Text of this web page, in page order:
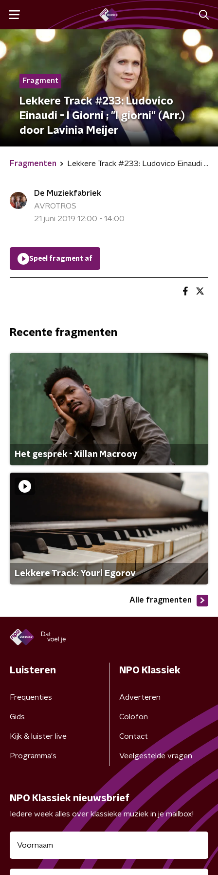
Fragment
Lekkere Track #233: Ludovico
Einaudi - I Giorni ; "I giorni" (Arr.)
door Lavinia Meijer
Fragmenten Lekkere Track #233: Ludovico Einaudi - I Giorni ; "I giorni" (Arr.) door Lavinia Meijer
De Muziekfabriek
AVROTROS
21 juni 2019 12:00 - 14:00
Speel fragment af
Recente fragmenten
Het gesprek - Xillan Macrooy
Lekkere Track: Youri Egorov
Alle fragmenten
Luisteren
Frequenties
Gids
Kijk & luister live
Programma's
NPO Klassiek
Adverteren
Colofon
Contact
Veelgestelde vragen
NPO Klassiek nieuwsbrief
Iedere week alles over klassieke muziek in je mailbox!